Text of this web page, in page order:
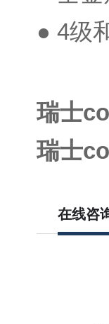
● 4级
瑞士
瑞士
在线咨